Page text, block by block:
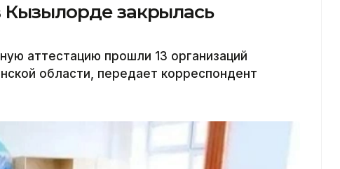
закрылась
аттестацию прошли 13 организаций
области, передает корреспондент